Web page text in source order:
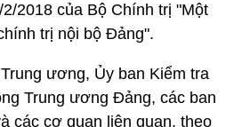
2018 của Bộ Chính trị "Một
trị nội bộ Đảng".
ương, Ủy ban Kiểm tra
Trung ương Đảng, các ban
các cơ quan liên quan, theo